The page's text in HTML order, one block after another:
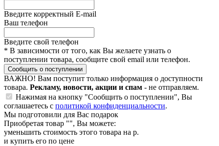
Введите корректный E-mail
Ваш телефон
Введите свой телефон
* В зависимости от того, как Вы желаете узнать о
поступлении товара, сообщите свой email или телефон.
Сообщить о поступлении
ВАЖНО! Вам поступит только информация о доступности
товара. Рекламу, новости, акции и спам - не отправляем.
Нажимая на кнопку "Сообщить о поступлении", Вы
соглашаетесь с политикой конфиденциальности.
Мы подготовили для Вас подарок
Приобретая товар "", Вы можете:
уменьшить стоимость этого товара на р.
и купить его по цене